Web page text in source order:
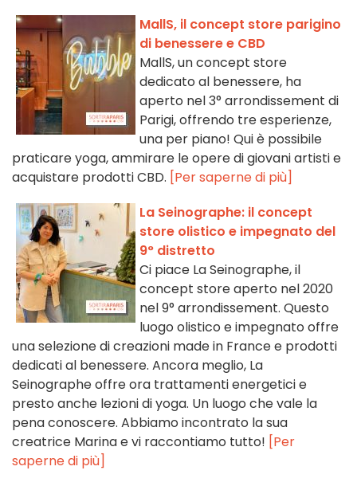
MallS, il concept store parigino
di benessere e CBD
MallS, un concept store
dedicato al benessere, ha
aperto nel 3° arrondissement di
Parigi, offrendo tre esperienze,
una per piano! Qui è possibile
praticare yoga, ammirare le opere di giovani artisti e
acquistare prodotti CBD. [Per saperne di più]
La Seinographe: il concept
store olistico e impegnato del
9° distretto
Ci piace La Seinographe, il
concept store aperto nel 2020
nel 9° arrondissement. Questo
luogo olistico e impegnato offre
una selezione di creazioni made in France e prodotti
dedicati al benessere. Ancora meglio, La
Seinographe offre ora trattamenti energetici e
presto anche lezioni di yoga. Un luogo che vale la
pena conoscere. Abbiamo incontrato la sua
creatrice Marina e vi raccontiamo tutto! [Per
saperne di più]